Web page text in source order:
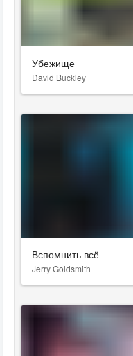
Убежище
David Buckley
Вспомнить всё
Jerry Goldsmith